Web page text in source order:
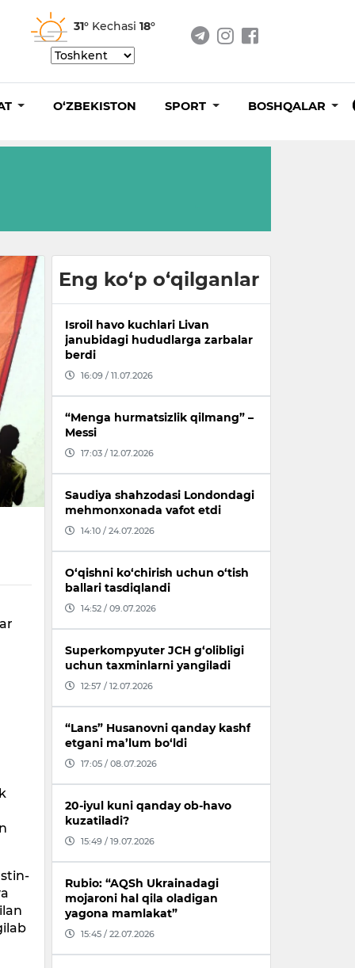
31° Kechasi 18°
O‘ZBEKISTON SPORT BOSHQALAR
Eng ko‘p o‘qilganlar
Isroil havo kuchlari Livan
janubidagi hududlarga zarbalar
berdi
16:09 / 11.07.2026
“Menga hurmatsizlik qilmang” –
Messi
17:03 / 12.07.2026
Saudiya shahzodasi Londondagi
mehmonxonada vafot etdi
14:10 / 24.07.2026
O‘qishni ko‘chirish uchun o‘tish
ballari tasdiqlandi
14:52 / 09.07.2026
Superkompyuter JCH g‘olibligi
uchun taxminlarni yangiladi
12:57 / 12.07.2026
“Lans” Husanovni qanday kashf
etgani ma’lum bo‘ldi
17:05 / 08.07.2026
20-iyul kuni qanday ob-havo
kuzatiladi?
15:49 / 19.07.2026
Rubio: “AQSh Ukrainadagi
mojaroni hal qila oladigan
yagona mamlakat”
15:45 / 22.07.2026